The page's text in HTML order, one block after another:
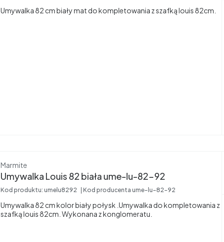
Umywalka 82 cm biały mat do kompletowania z szafką louis 82cm.
Producent
Marmite
Umywalka Louis 82 biała ume-lu-82-92
Kod produktu: umelu8292 Kod producenta ume-lu-82-92
Umywalka 82 cm kolor biały połysk .Umywalka do kompletowania z
szafką louis 82cm. Wykonana z konglomeratu.